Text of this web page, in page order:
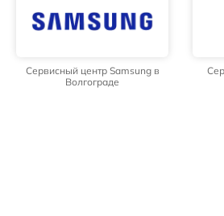
Сервисный центр Samsung в
Волгограде